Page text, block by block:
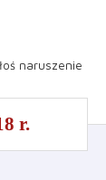
naruszenie
r.